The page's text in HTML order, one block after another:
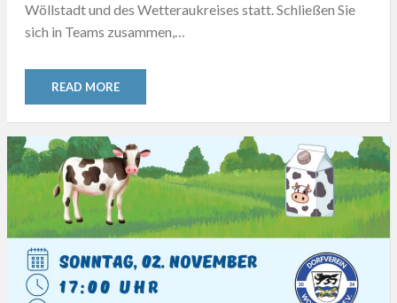
Wöllstadt und des Wetteraukreises statt. Schließen Sie
sich in Teams zusammen,…
READ MORE